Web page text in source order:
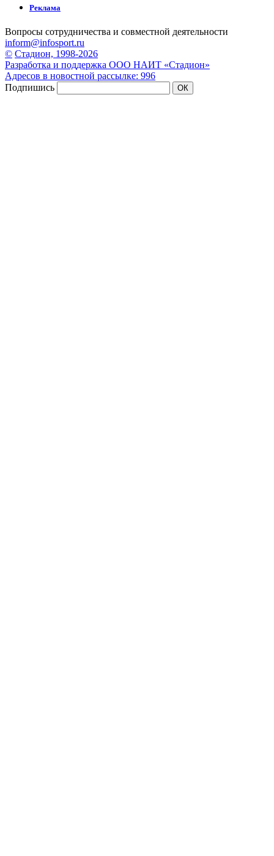
Реклама
Вопросы сотрудничества и совместной деятельности
inform@infosport.ru
© Стадион, 1998-2026
Разработка и поддержка ООО НАИТ «Стадион»
Адресов в новостной рассылке: 996
Подпишись